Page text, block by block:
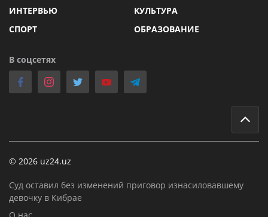
ИНТЕРВЬЮ
КУЛЬТУРА
СПОРТ
ОБРАЗОВАНИЕ
В соцсетях
© 2026 uz24.uz
Суд оставил без изменений приговор изнасиловавшему
девочку в Кибрае